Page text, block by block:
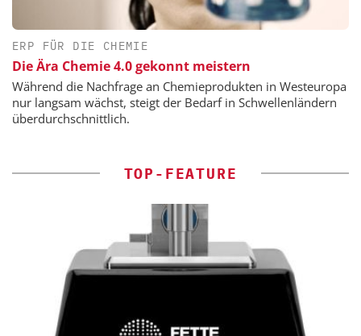
ERP FÜR DIE CHEMIE
Die Ära Chemie 4.0 gekonnt meistern
Während die Nachfrage an Chemieprodukten in Westeuropa
nur langsam wächst, steigt der Bedarf in Schwellenländern
überdurchschnittlich.
TOP-FEATURE